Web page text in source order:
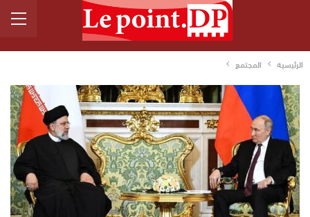
الرئيسية المجتمع